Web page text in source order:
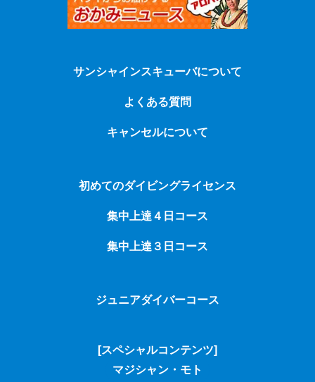
サンシャインスキューバについて
よくある質問
キャンセルについて
初めてのダイビングライセンス
集中上達４日コース
集中上達３日コース
ジュニアダイバーコース
[スペシャルコンテンツ]
マジシャン・モト